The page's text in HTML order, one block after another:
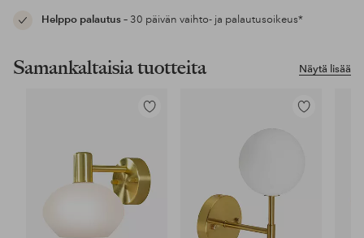
Helppo palautus– 30 päivän vaihto- ja palautusoikeus*
Näytä lisää
Samankaltaisia tuotteita
Lisää
Lisää